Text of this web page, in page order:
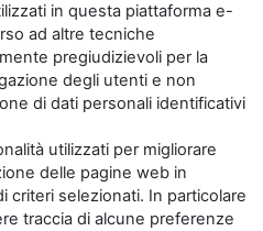
in questa piattaforma e-
ad altre tecniche
pregiudizievoli per la
degli utenti e non
di dati personali identificativi
utilizzati per migliorare
delle pagine web in
criteri selezionati. In particolare
traccia di alcune preferenze